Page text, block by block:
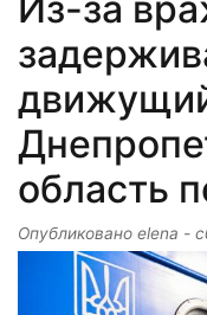
область
Опубликовано elena -